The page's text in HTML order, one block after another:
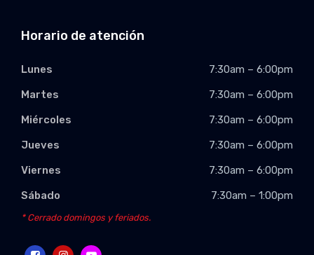
Horario de atención
Lunes
7:30am – 6:00pm
Martes
7:30am – 6:00pm
Miércoles
7:30am – 6:00pm
Jueves
7:30am – 6:00pm
Viernes
7:30am – 6:00pm
Sábado
7:30am – 1:00pm
* Cerrado domingos y feriados.